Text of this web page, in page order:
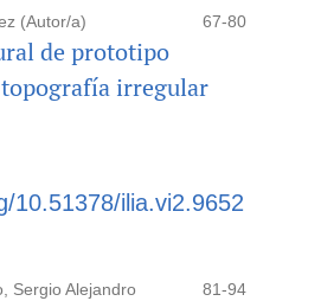
(Autor/a) 67-80
de prototipo
irregular
10.51378/ilia.vi2.9652
Sergio Alejandro
81-94